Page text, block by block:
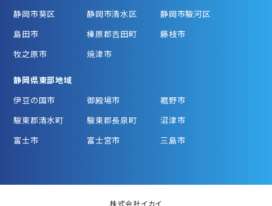
静岡市葵区
静岡市清水区
静岡市駿河区
島田市
榛原郡吉田町
藤枝市
牧之原市
焼津市
静岡県東部地域
伊豆の国市
御殿場市
裾野市
駿東郡清水町
駿東郡長泉町
沼津市
富士市
富士宮市 三島市
株式会社イカイ